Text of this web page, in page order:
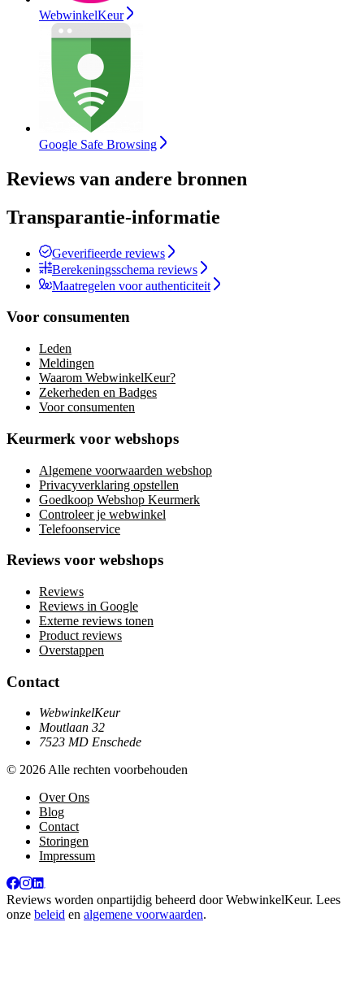
WebwinkelKeur
Google Safe Browsing
Reviews van andere bronnen
Transparantie-informatie
Geverifieerde reviews
Berekeningsschema reviews
Maatregelen voor authenticiteit
Voor consumenten
Leden
Meldingen
Waarom WebwinkelKeur?
Zekerheden en Badges
Voor consumenten
Keurmerk voor webshops
Algemene voorwaarden webshop
Privacyverklaring opstellen
Goedkoop Webshop Keurmerk
Controleer je webwinkel
Telefoonservice
Reviews voor webshops
Reviews
Reviews in Google
Externe reviews tonen
Product reviews
Overstappen
Contact
WebwinkelKeur
Moutlaan 32
7523 MD Enschede
© 2026 Alle rechten voorbehouden
Over Ons
Blog
Contact
Storingen
Impressum
Reviews worden onpartijdig beheerd doorWebwinkelKeur. Lees
onze beleid en algemene voorwaarden.